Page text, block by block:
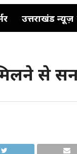
उत्तराखंड न्यूज़
से